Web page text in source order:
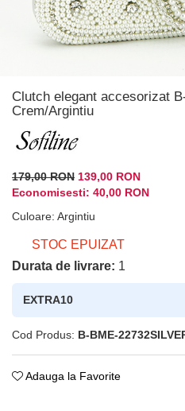
Clutch elegant accesorizat
Crem/Argintiu
179,00 RON 139,00 RON
Economisesti: 40,00 RON
Culoare: Argintiu
STOC EPUIZAT
Durata de livrare: 1
EXTRA10
Cod Produs: B-BME-
Adauga la Favorite